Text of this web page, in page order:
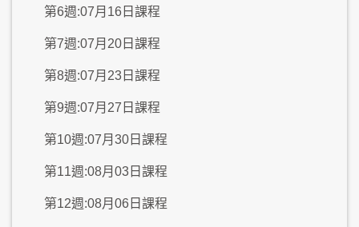
第6週:07月16日課程
第7週:07月20日課程
第8週:07月23日課程
第9週:07月27日課程
第10週:07月30日課程
第11週:08月03日課程
第12週:08月06日課程